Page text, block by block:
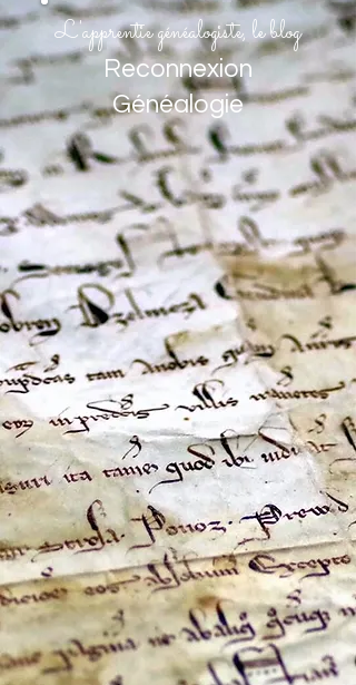
L'apprentie généalogiste, le blog
Reconnexion
Généalogie